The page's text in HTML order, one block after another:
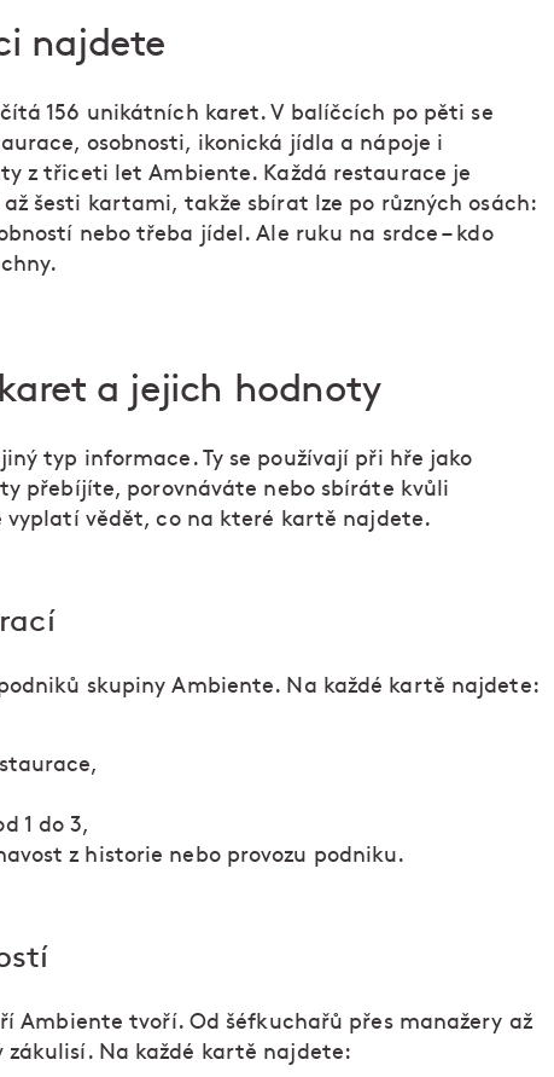
najdete
156 unikátních karet. V balíčcích po pěti se
osobnosti, ikonická jídla a nápoje i
z třiceti let Ambiente. Každá restaurace je
šesti kartami, takže sbírat lze po různých osách:
nebo třeba jídel. Ale ruku na srdce – kdo
a jejich hodnoty
typ informace. Ty se používají při hře jako
přebíjíte, porovnáváte nebo sbíráte kvůli
vyplatí vědět, co na které kartě najdete.
skupiny Ambiente. Na každé kartě najdete:
1 do 3,
z historie nebo provozu podniku.
Ambiente tvoří. Od šéfkuchařů přes manažery až
zákulisí. Na každé kartě najdete: